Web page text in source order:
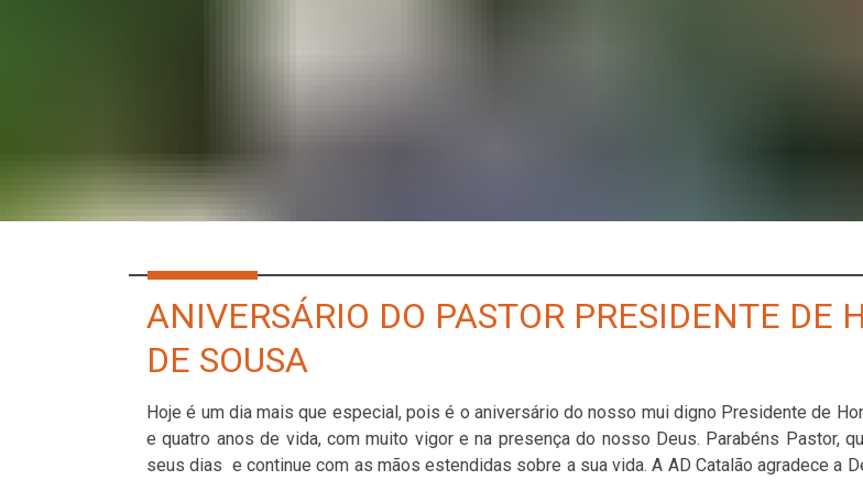
ANIVERSÁRIO DO PASTOR PRESIDENTE DE
DE SOUSA
Hoje é um dia mais que especial, pois é o aniversário do nosso mui digno Presidente de
e quatro anos de vida, com muito vigor e na presença do nosso Deus. Parabéns Pastor,
seus dias e continue com as mãos estendidas sobre a sua vida. A AD Catalão agradece a